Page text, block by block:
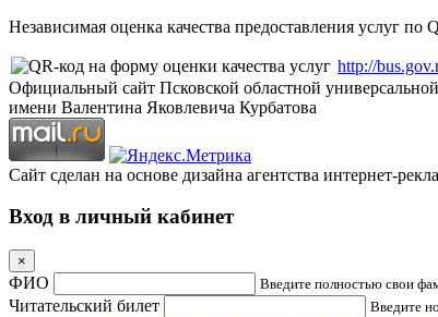
Независимая оценка качества предоставления услуг
http://
Официальный сайт Псковской областной
имени Валентина Яковлевича Курбатова
Сайт сделан на основе дизайна агентства интернет-
Вход в личный кабинет
×
ФИО Введите полностью свои
Читательский билет Введите